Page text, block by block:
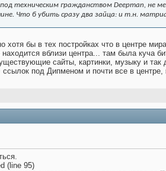
техническим гражданством Deepman, не
Что б убить сразу два зайца: и т.н.
хотя бы в тех постройках что в центре
вблизи центра... там была куча
сайты, картинки, музыку и
под Дипменом и почти все в
(line 95)